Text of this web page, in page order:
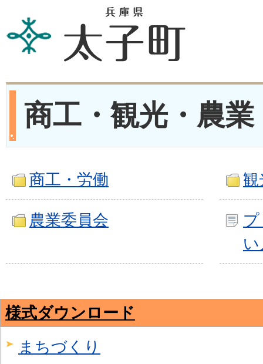
商工・観光・農業
商工・労働 観
農業委員会
様式ダウンロード
まちづくり